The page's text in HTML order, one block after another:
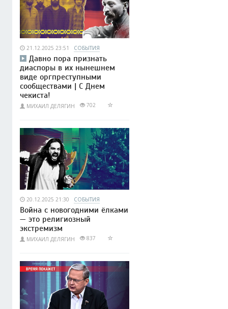
21.12.2025 23:51 СОБЫТИЯ
Давно пора признать
диаспоры в их нынешнем
виде оргпреступными
сообществами | С Днем
чекиста!
МИХАИЛ ДЕЛЯГИН 702
20.12.2025 21:30 СОБЫТИЯ
Война с новогодними ёлками
— это религиозный
экстремизм
МИХАИЛ ДЕЛЯГИН 837